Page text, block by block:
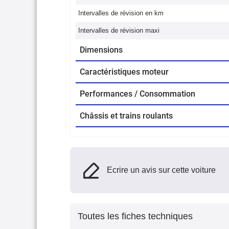
Intervalles de révision en km
Intervalles de révision maxi
Dimensions
Caractéristiques moteur
Performances / Consommation
Châssis et trains roulants
Ecrire un avis sur cette voiture
Toutes les fiches techniques